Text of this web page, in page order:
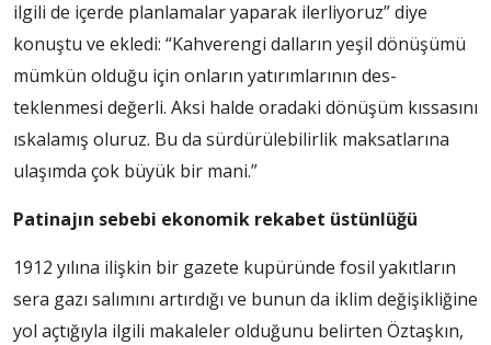
ilgili de içerde plan­lamalar yaparak ilerliyoruz” diye
konuştu ve ekledi: “Kah­verengi dalların yeşil dö­nüşümü
mümkün olduğu için onların yatırımlarının des­
teklenmesi değerli. Aksi halde oradaki dönüşüm kıssasını
ıskalamış oluruz. Bu da sürdü­rülebilirlik maksatlarına
ula­şımda çok büyük bir mani.”
Patinajın sebebi ekonomik rekabet üstünlüğü
1912 yılına ilişkin bir gazete ku­püründe fosil yakıtların
se­ra gazı salımını artırdığı ve bunun da iklim değişikliği­ne
yol açtığıyla ilgili makale­ler olduğunu belirten Öztaş­kın,